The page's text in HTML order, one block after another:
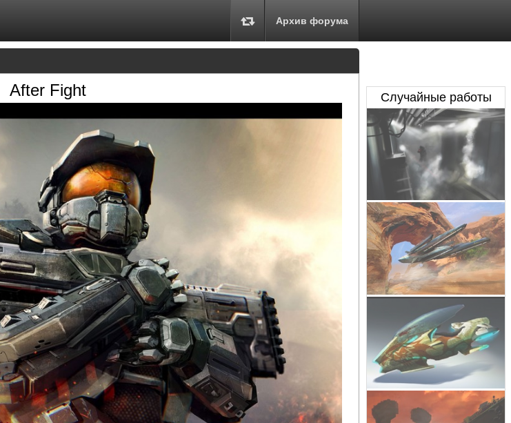
Архив форума
After Fight Случайные работы